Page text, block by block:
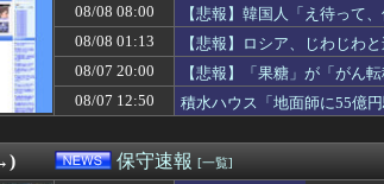
【巨人対ヤクルト18回戦】巨人、3回裏無
嫁の手作りのベビー用品を父が他人にプ
外国人「東京で謎の動物を見たんだけど
【ウマ娘】「もう来週」 なんで今回の
【急増】「外国人受け入れ反対」56.3％
映画『8番出口』が金曜ロードショーで地
【画像】美人レースクイーンの透け透け
08/08 08:00
【悲報】韓国人「え待って
08/08 01:13
【悲報】ロシア、じわじわ
08/07 20:00
【悲報】「果糖」が「がん
08/07 12:50
積水ハウス「地面師に55億
保守速報 [一覧]